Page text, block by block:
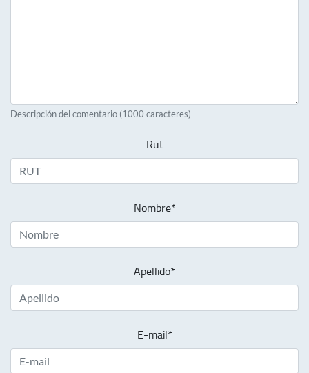
Descripción del comentario (1000 caracteres)
Rut
Nombre*
Apellido*
E-mail*